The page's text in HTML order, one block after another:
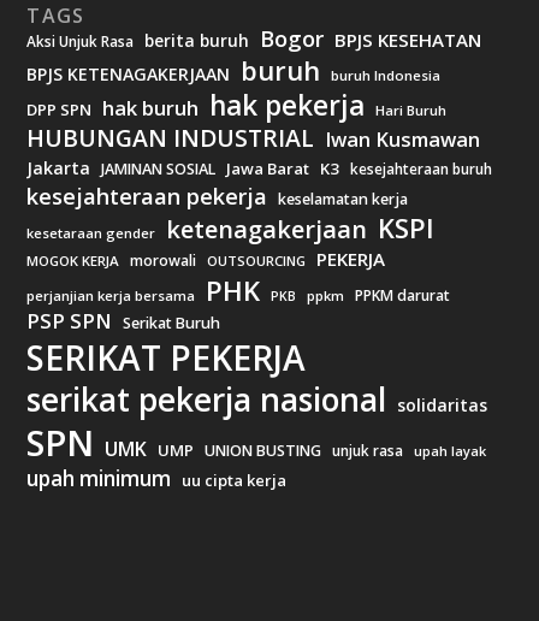
TAGS
Aksi Unjuk Rasa berita buruh Bogor BPJS KESEHATAN
BPJS KETENAGAKERJAAN buruh buruh Indonesia
DPP SPN hak buruh hak pekerja Hari Buruh
HUBUNGAN INDUSTRIAL Iwan Kusmawan
Jakarta JAMINAN SOSIAL Jawa Barat K3 kesejahteraan buruh
kesejahteraan pekerja keselamatan kerja
kesetaraan gender ketenagakerjaan KSPI
MOGOK KERJA morowali OUTSOURCING PEKERJA
perjanjian kerja bersama PHK PKB ppkm PPKM darurat
PSP SPN Serikat Buruh
SERIKAT PEKERJA
serikat pekerja nasional solidaritas
SPN UMK UMP UNION BUSTING unjuk rasa upah layak
upah minimum uu cipta kerja